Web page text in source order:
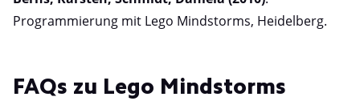
Programmierung mit Lego Mindstorms, Heidelberg.
FAQs zu Lego Mindstorms